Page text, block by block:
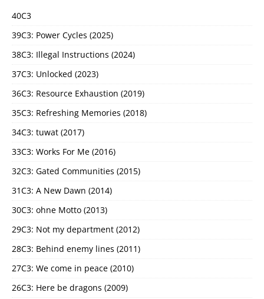
40C3
39C3: Power Cycles (2025)
38C3: Illegal Instructions (2024)
37C3: Unlocked (2023)
36C3: Resource Exhaustion (2019)
35C3: Refreshing Memories (2018)
34C3: tuwat (2017)
33C3: Works For Me (2016)
32C3: Gated Communities (2015)
31C3: A New Dawn (2014)
30C3: ohne Motto (2013)
29C3: Not my department (2012)
28C3: Behind enemy lines (2011)
27C3: We come in peace (2010)
26C3: Here be dragons (2009)